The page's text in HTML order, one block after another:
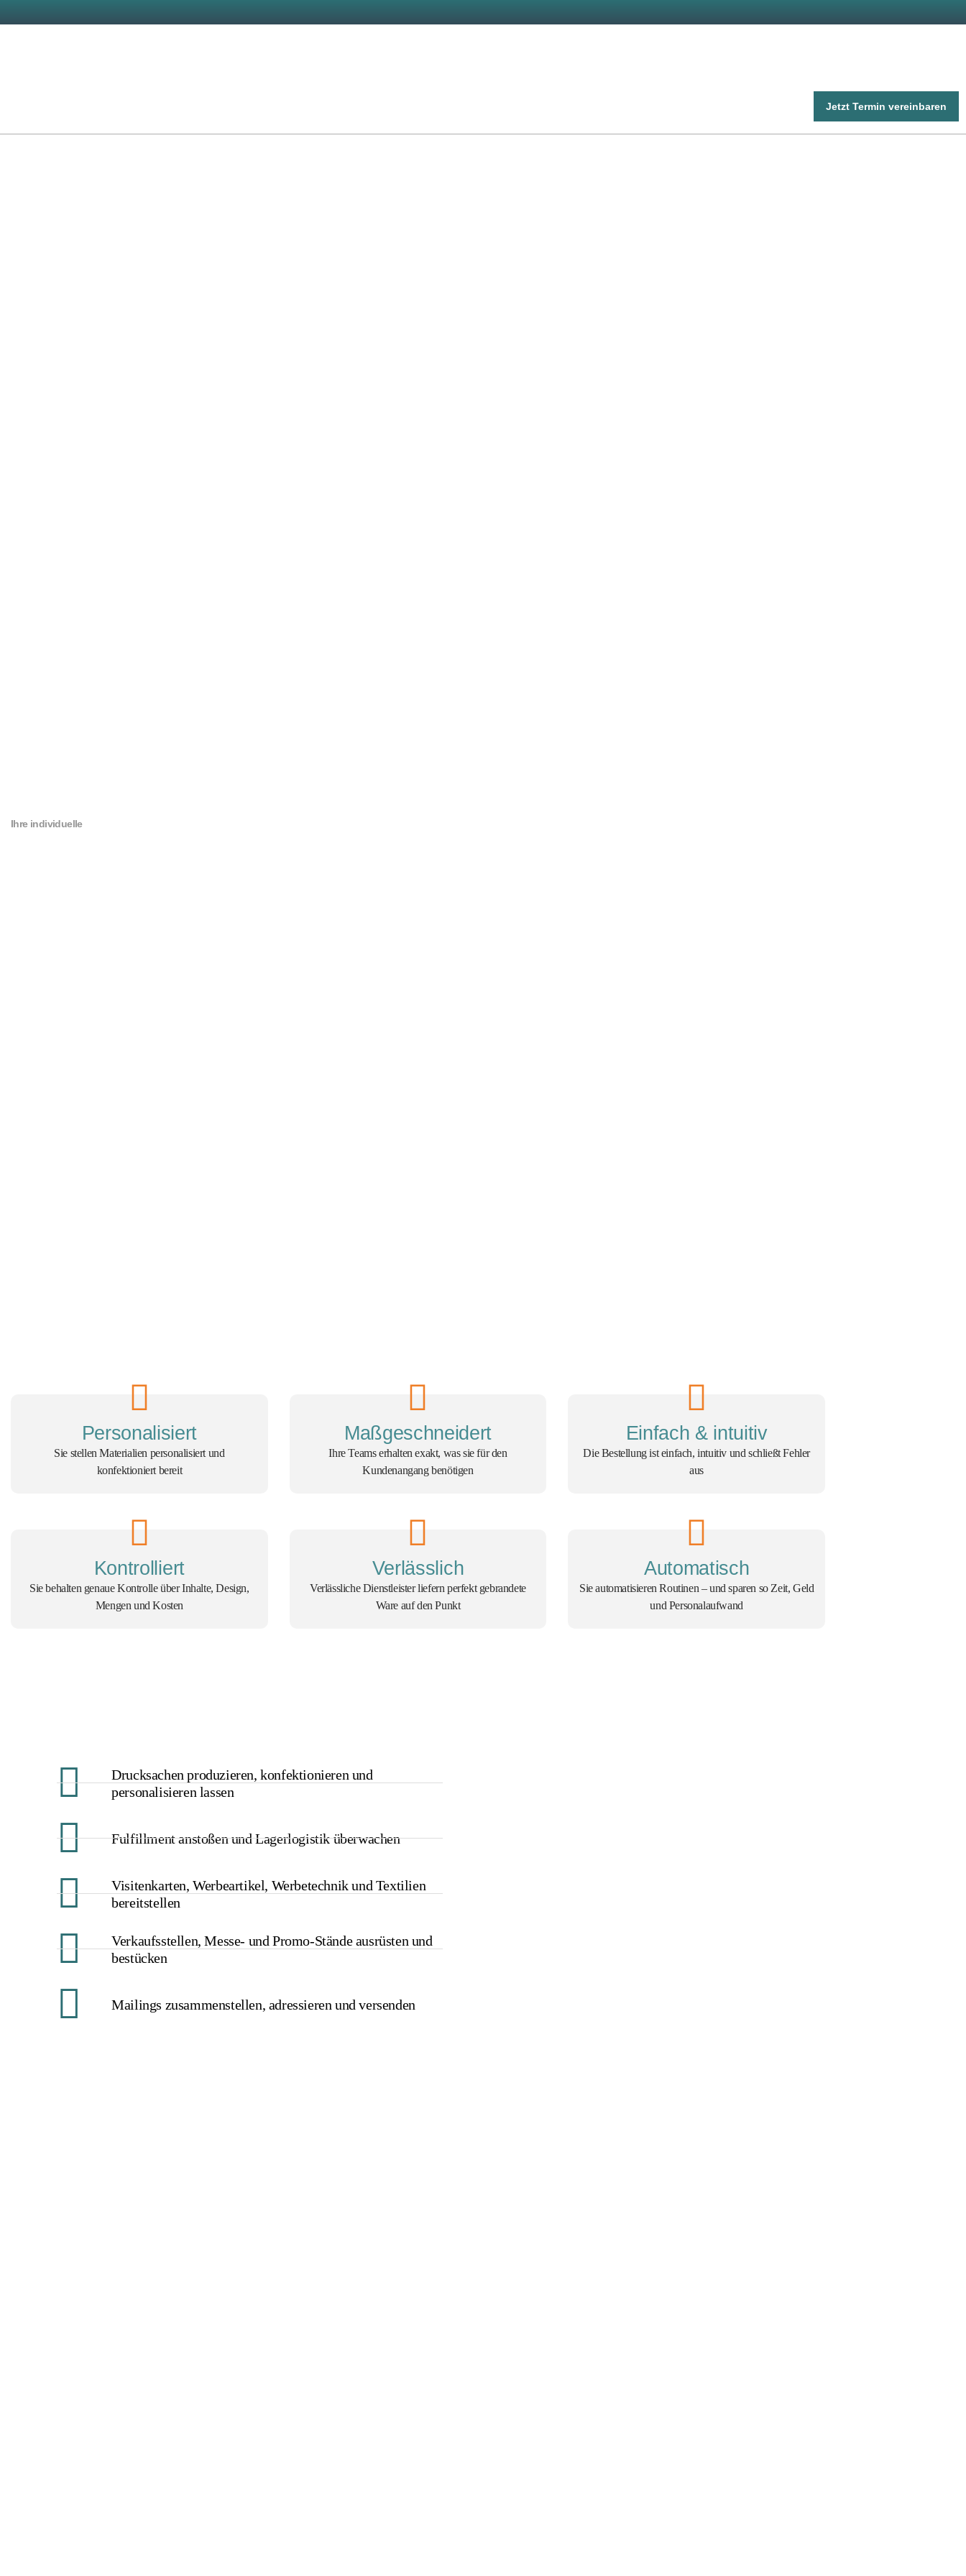
Jetzt Termin vereinbaren
Ihre individuelle
Personalisiert
Sie stellen Materialien personalisiert und
konfektioniert bereit
Maßgeschneidert
Ihre Teams erhalten exakt, was sie für den
Kundenangang benötigen
Einfach & intuitiv
Die Bestellung ist einfach, intuitiv und schließt Fehler
aus
Kontrolliert
Sie behalten genaue Kontrolle über Inhalte, Design,
Mengen und Kosten
Verlässlich
Verlässliche Dienstleister liefern perfekt gebrandete
Ware auf den Punkt
Automatisch
Sie automatisieren Routinen – und sparen so Zeit, Geld
und Personalaufwand
Drucksachen produzieren, konfektionieren und
personalisieren lassen
Fulfillment anstoßen und Lagerlogistik überwachen
Visitenkarten, Werbeartikel, Werbetechnik und Textilien
bereitstellen
Verkaufsstellen, Messe- und Promo-Stände ausrüsten und
bestücken
Mailings zusammenstellen, adressieren und versenden